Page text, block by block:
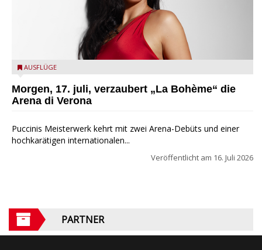
Carolina López Moreno - Ph. Nadeesha Rathnayake
AUSFLÜGE
Morgen, 17. juli, verzaubert „La Bohème“ die
Arena di Verona
Puccinis Meisterwerk kehrt mit zwei Arena-Debüts und einer
hochkarätigen internationalen...
Veröffentlicht am 16. Juli 2026
PARTNER